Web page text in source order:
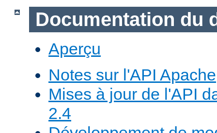
Documentation du
Aperçu
Notes sur l'API Apache
Mises à jour de l'API
2.4